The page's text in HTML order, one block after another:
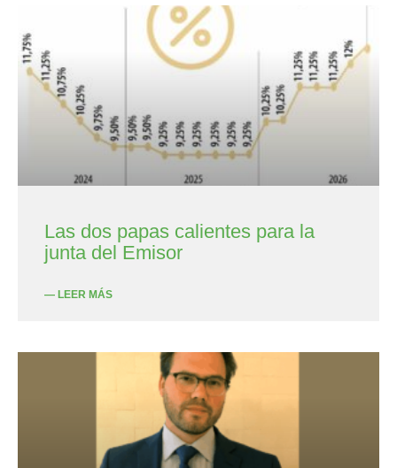
Las dos papas calientes para la
junta del Emisor
— LEER MÁS